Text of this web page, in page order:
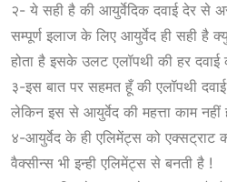
२- ये सही है की आयुर्वेदिक दवाई देर से
सम्पूर्ण इलाज के लिए आयुर्वेद ही सही है
होता है इसके उलट एलॉपथी की हर दवाई
३-इस बात पर सहमत हूँ की एलॉपथी
लेकिन इस से आयुर्वेद की महत्ता काम नहीं
४-आयुर्वेद के ही एलिमेंट्स को एक्सट्राट
वैक्सीन्स भी इन्ही एलिमेंट्स से बनती है !